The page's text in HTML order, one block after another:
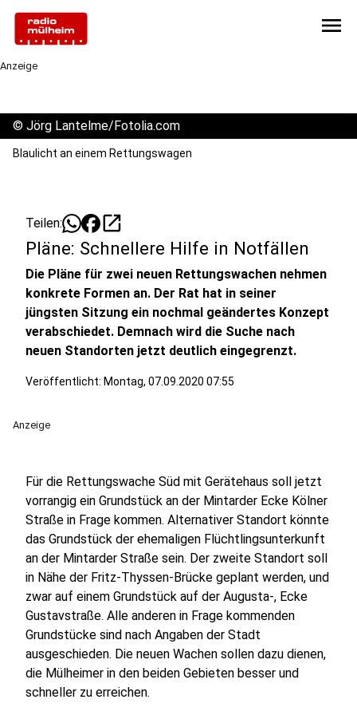
menu
Anzeige
© Jörg Lantelme/Fotolia.com
Blaulicht an einem Rettungswagen
Teilen: open_in_new
Pläne: Schnellere Hilfe in Notfällen
Die Pläne für zwei neuen Rettungswachen nehmen
konkrete Formen an. Der Rat hat in seiner
jüngsten Sitzung ein nochmal geändertes Konzept
verabschiedet. Demnach wird die Suche nach
neuen Standorten jetzt deutlich eingegrenzt.
Veröffentlicht: Montag, 07.09.2020 07:55
Anzeige
Für die Rettungswache Süd mit Gerätehaus soll jetzt
vorrangig ein Grundstück an der Mintarder Ecke Kölner
Straße in Frage kommen. Alternativer Standort könnte
das Grundstück der ehemaligen Flüchtlingsunterkunft
an der Mintarder Straße sein. Der zweite Standort soll
in Nähe der Fritz-Thyssen-Brücke geplant werden, und
zwar auf einem Grundstück auf der Augusta-, Ecke
Gustavstraße. Alle anderen in Frage kommenden
Grundstücke sind nach Angaben der Stadt
ausgeschieden. Die neuen Wachen sollen dazu dienen,
die Mülheimer in den beiden Gebieten besser und
schneller zu erreichen.